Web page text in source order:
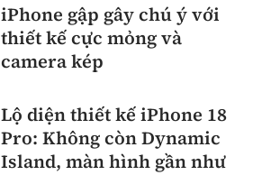
iPhone gập gây chú ý với
thiết kế cực mỏng và
camera kép
Lộ diện thiết kế iPhone 18
Pro: Không còn Dynamic
Island, màn hình gần như